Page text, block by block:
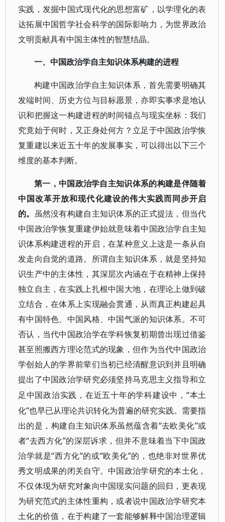
实践，发掘中国式现代化的思想富矿，以学理化的表
达拓展中国哲学社会科学的国际影响力，为世界政治
文明贡献具有中国主体性的智慧结晶。
一、中国政治学自主知识体系构建的进程
构建中国政治学自主知识体系，首先需要明确其
发端时间、历史方位与目标愿景，亦即实事求是地认
识和把握这一构建进程的时间锚点与现实坐标：我们
究竟始于何时，又正身处何方？立足于中国政治学恢
复重建以来近五十年的发展事实，可以得出以下三个
维度的基本判断。
第一，中国政治学自主知识体系的构建是伴随着
中国改革开放和现代化建设的伟大实践而同步开启
的。
虽然没有构建自主知识体系的正式提法，但当代
中国政治学恢复重建伊始就意味着中国政治学自主知
识体系构建进程的开启，在某种意义上这是一条从自
发走向自觉的道路。所谓自主知识体系，就是坚持知
识生产中的主体性，其深层次内涵在于在精神上保持
独立自主，在实践上扎根中国大地，在理论上做到破
立结合，在体系上实现融会贯通，从而真正构建起具
有中国特色、中国风格、中国气派的知识体系。不可
否认，当代中国政治学在学科恢复初期曾出现过借鉴
甚至照搬西方理论范式的现象，但作为当代中国政治
学创始人的学界前辈们当初已经清醒意识到并且明确
提出了中国政治学研究必须坚持马克思主义指导和立
足中国政治实践，在近五十年的学科建设中， “本土
化”也早已从理论共识转化为普遍的研究实践。需要指
出的是，构建自主知识体系虽然蕴含着“去欧美化”或
者“去西方化”的深层诉求，但并不意味着当下中国政
治学就是“西方化”的或“欧美化”的，也绝非对世界优
秀文明成果的闭关自守。中国政治学研究的本土化，
不仅体现为研究对象向中国现实问题的回归，更表现
为研究范式的主体性重构，或者说中国政治学研究本
土化的价值，在于构建了一套能够解释中国治理逻辑